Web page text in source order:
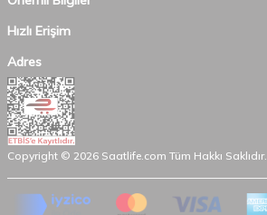
Hızlı Erişim
Adres
Copyright © 2026 Saatlife.com Tüm Hakkı Saklıdır.